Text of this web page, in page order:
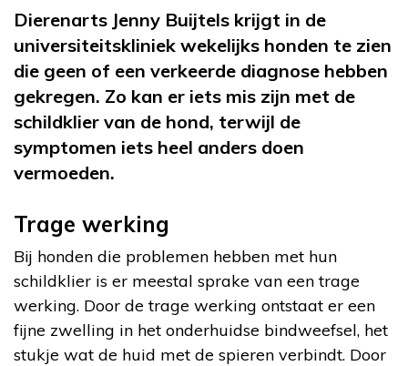
Dierenarts Jenny Buijtels krijgt in de
universiteitskliniek wekelijks honden te zien
die geen of een verkeerde diagnose hebben
gekregen. Zo kan er iets mis zijn met de
schildklier van de hond, terwijl de
symptomen iets heel anders doen
vermoeden.
Trage werking
Bij honden die problemen hebben met hun
schildklier is er meestal sprake van een trage
werking. Door de trage werking ontstaat er een
fijne zwelling in het onderhuidse bindweefsel, het
stukje wat de huid met de spieren verbindt. Door